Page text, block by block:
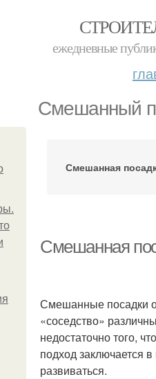
ежедневные
Смешанный
Смешанная
Смешанная
Смешанные посадки
«соседство»
недостаточно того,
подход заключается
развиваться.